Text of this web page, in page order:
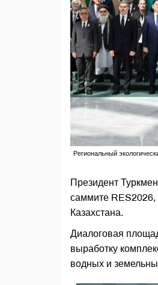
Региональный
Президент
саммите RES2026,
Казахстана.
Диалоговая
выработку
водных и